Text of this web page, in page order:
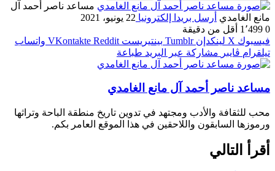
مساعد ناصر أحمد آل
مانع الغامدي أرسل بريدا إلكترونيا 22 يونيو، 2021
0
أقل من دقيقة
فيسبوك ‫X لينكدإن بينتيريست
واتساب
تيلقرام ڤايبر مشاركة عبر البريد طباعة
مساعد ناصر أحمد آل مانع الغامدي
محب للثقافة والأدب ومجتهد في تدوين تاريخ منطقة الباحة وتراثها
ورموزها السابقون واللاحقين في هذا الموقع العامر بكم.
أقرأ التالي